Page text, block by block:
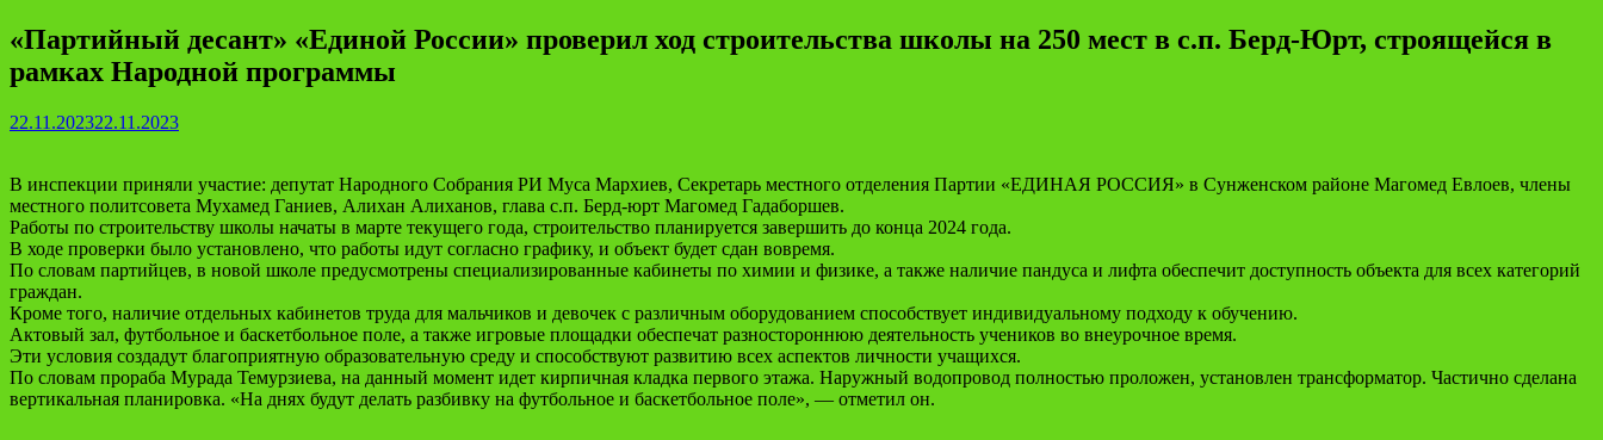
«Партийный десант» «Единой России» проверил ход строительства школы на 250 мест в с.п. Берд-Юрт, строящейся в
рамках Народной программы
22.11.202322.11.2023
В инспекции приняли участие: депутат Народного Собрания РИ Муса Мархиев, Секретарь местного отделения Партии «ЕДИНАЯ РОССИЯ» в Сунженском районе Магомед Евлоев, члены
местного политсовета Мухамед Ганиев, Алихан Алиханов, глава с.п. Берд-юрт Магомед Гадаборшев.
Работы по строительству школы начаты в марте текущего года, строительство планируется завершить до конца 2024 года.
В ходе проверки было установлено, что работы идут согласно графику, и объект будет сдан вовремя.
По словам партийцев, в новой школе предусмотрены специализированные кабинеты по химии и физике, а также наличие пандуса и лифта обеспечит доступность объекта для всех категорий
граждан.
Кроме того, наличие отдельных кабинетов труда для мальчиков и девочек с различным оборудованием способствует индивидуальному подходу к обучению.
Актовый зал, футбольное и баскетбольное поле, а также игровые площадки обеспечат разностороннюю деятельность учеников во внеурочное время.
Эти условия создадут благоприятную образовательную среду и способствуют развитию всех аспектов личности учащихся.
По словам прораба Мурада Темурзиева, на данный момент идет кирпичная кладка первого этажа. Наружный водопровод полностью проложен, установлен трансформатор. Частично сделана
вертикальная планировка. «На днях будут делать разбивку на футбольное и баскетбольное поле», — отметил он.